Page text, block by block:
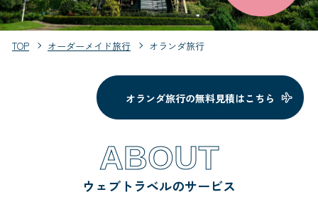
TOP オーダーメイド旅行 オランダ旅行
オランダ旅行の無料見積はこちら
ABOUT
ウェブトラベルのサービス